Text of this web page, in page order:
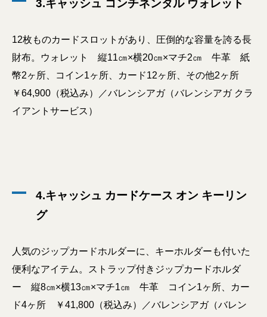
3.キャッシュ コンチネンタル ウォレット
12枚ものカードスロットがあり、圧倒的な容量を誇る長
財布。ウォレット 縦11㎝×横20㎝×マチ2㎝ 牛革 紙
幣2ヶ所、コイン1ヶ所、カード12ヶ所、その他2ヶ所
￥64,900（税込み）／バレンシアガ（バレンシアガ クラ
イアントサービス）
4.キャッシュ カードケース オン キーリン
グ
人気のジップカードホルダーに、キーホルダーも付いた
便利なアイテム。ストラップ付きジップカードホルダ
ー 縦8㎝×横13㎝×マチ1㎝ 牛革 コイン1ヶ所、カー
ド4ヶ所 ￥41,800（税込み）／バレンシアガ（バレン